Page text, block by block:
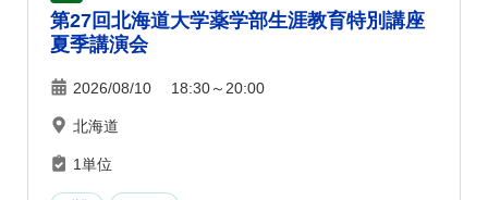
第27回北海道大学薬学部生涯教育特別講座
夏季講演会
2026/08/10 18:30～20:00
北海道
1単位